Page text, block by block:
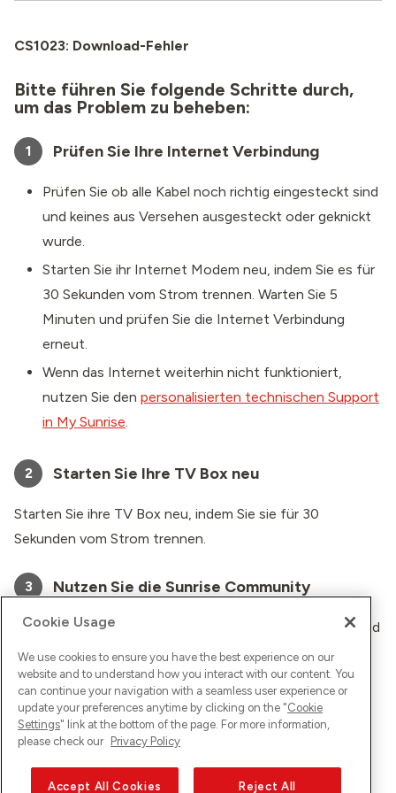
CS1023: Download-Fehler
Bitte führen Sie folgende Schritte durch,
um das Problem zu beheben:
1 Prüfen Sie Ihre Internet Verbindung
Prüfen Sie ob alle Kabel noch richtig eingesteckt sind
und keines aus Versehen ausgesteckt oder geknickt
wurde.
Starten Sie ihr Internet Modem neu, indem Sie es für
30 Sekunden vom Strom trennen. Warten Sie 5
Minuten und prüfen Sie die Internet Verbindung
erneut.
Wenn das Internet weiterhin nicht funktioniert,
nutzen Sie den personalisierten technischen Support
in My Sunrise.
2 Starten Sie Ihre TV Box neu
Starten Sie ihre TV Box neu, indem Sie sie für 30
Sekunden vom Strom trennen.
3 Nutzen Sie die Sunrise Community
Erhalten Sie Hilfe und Lösungen von anderen Kunden und
Experten in derSunrise Community.
4 Kontaktieren Sie uns
Wenn das Problem weiterhin besteht,
uns bitte.
Cookie Usage
We use cookies to ensure you have the best experience on our
website and to understand how you interact with our content. You
can continue your navigation with a seamless user experience or
update your preferences anytime by clicking on the "Cookie
Settings" link at the bottom of the page. For more information,
please check our Privacy Policy
Accept All Cookies Reject All